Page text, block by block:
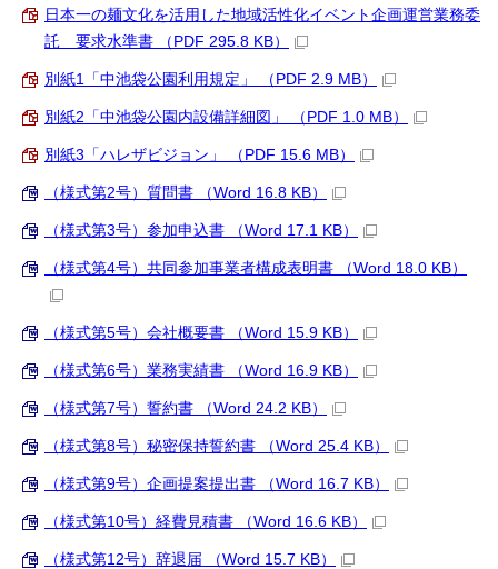
日本一の麺文化を活用した地域活性化イベント企画運営業務委
託 要求水準書 （PDF 295.8 KB）
別紙1「中池袋公園利用規定」 （PDF 2.9 MB）
別紙2「中池袋公園内設備詳細図」 （PDF 1.0 MB）
別紙3「ハレザビジョン」 （PDF 15.6 MB）
（様式第2号）質問書 （Word 16.8 KB）
（様式第3号）参加申込書 （Word 17.1 KB）
（様式第4号）共同参加事業者構成表明書 （Word 18.0 KB）
（様式第5号）会社概要書 （Word 15.9 KB）
（様式第6号）業務実績書 （Word 16.9 KB）
（様式第7号）誓約書 （Word 24.2 KB）
（様式第8号）秘密保持誓約書 （Word 25.4 KB）
（様式第9号）企画提案提出書 （Word 16.7 KB）
（様式第10号）経費見積書 （Word 16.6 KB）
（様式第12号）辞退届 （Word 15.7 KB）